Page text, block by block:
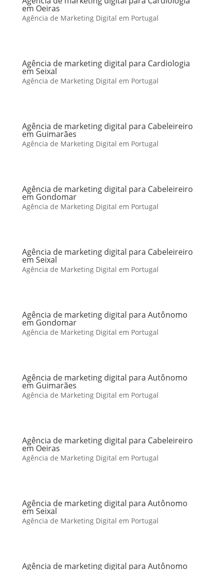
em Oeiras
Agência de Marketing Digital em Portugal
Agência de marketing digital para Cardiologia
em Seixal
Agência de Marketing Digital em Portugal
Agência de marketing digital para Cabeleireiro
em Guimarães
Agência de Marketing Digital em Portugal
Agência de marketing digital para Cabeleireiro
em Gondomar
Agência de Marketing Digital em Portugal
Agência de marketing digital para Cabeleireiro
em Seixal
Agência de Marketing Digital em Portugal
Agência de marketing digital para Autônomo
em Gondomar
Agência de Marketing Digital em Portugal
Agência de marketing digital para Autônomo
em Guimarães
Agência de Marketing Digital em Portugal
Agência de marketing digital para Cabeleireiro
em Oeiras
Agência de Marketing Digital em Portugal
Agência de marketing digital para Autônomo
em Seixal
Agência de Marketing Digital em Portugal
Agência de marketing digital para Autônomo